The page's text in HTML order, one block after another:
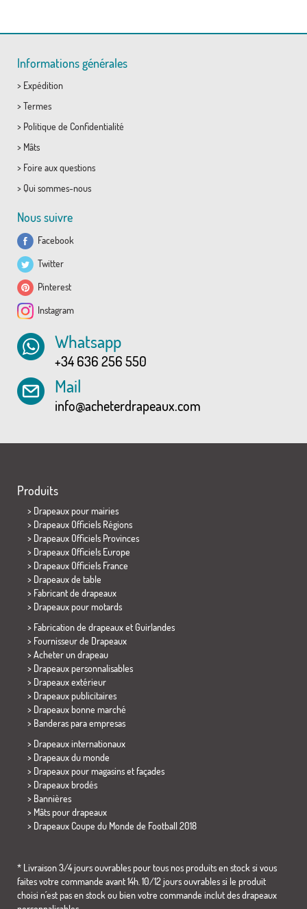
Informations générales
> Expédition
> Termes
> Politique de Confidentialité
> Mâts
> Foire aux questions
> Qui sommes-nous
Nous suivre
Facebook
Twitter
Pinterest
Instagram
Whatsapp
+34 636 256 550
Mail
info@acheterdrapeaux.com
Produits
> Drapeaux pour mairies
> Drapeaux Officiels Régions
> Drapeaux Officiels Provinces
> Drapeaux Officiels Europe
> Drapeaux Officiels France
> Drapeaux de table
> Fabricant de drapeaux
> Drapeaux pour motards
> Fabrication de drapeaux et Guirlandes
> Fournisseur de Drapeaux
> Acheter un drapeau
> Drapeaux personnalisables
> Drapeaux extérieur
> Drapeaux publicitaires
> Drapeaux bonne marché
> Banderas para empresas
> Drapeaux internationaux
> Drapeaux du monde
> Drapeaux pour magasins et façades
> Drapeaux brodés
> Bannières
> Mâts pour drapeaux
> Drapeaux Coupe du Monde de Football 2018
* Livraison 3/4 jours ouvrables pour tous nos produits en stock si vous
faites votre commande avant 14h. 10/12 jours ouvrables si le produit
choisi n´est pas en stock ou bien votre commande inclut des drapeaux